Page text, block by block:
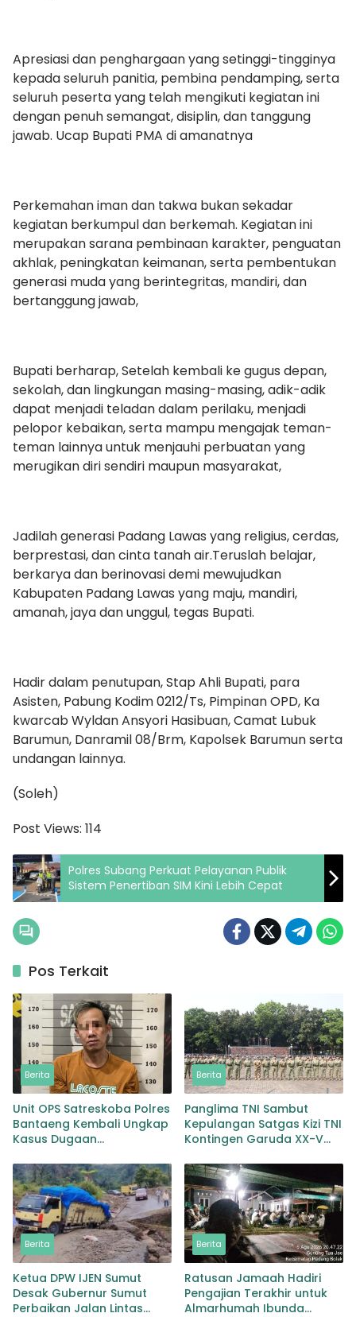
Apresiasi dan penghargaan yang setinggi-tingginya
kepada seluruh panitia, pembina pendamping, serta
seluruh peserta yang telah mengikuti kegiatan ini
dengan penuh semangat, disiplin, dan tanggung
jawab. Ucap Bupati PMA di amanatnya
Perkemahan iman dan takwa bukan sekadar
kegiatan berkumpul dan berkemah. Kegiatan ini
merupakan sarana pembinaan karakter, penguatan
akhlak, peningkatan keimanan, serta pembentukan
generasi muda yang berintegritas, mandiri, dan
bertanggung jawab,
Bupati berharap, Setelah kembali ke gugus depan,
sekolah, dan lingkungan masing-masing, adik-adik
dapat menjadi teladan dalam perilaku, menjadi
pelopor kebaikan, serta mampu mengajak teman-
teman lainnya untuk menjauhi perbuatan yang
merugikan diri sendiri maupun masyarakat,
Jadilah generasi Padang Lawas yang religius, cerdas,
berprestasi, dan cinta tanah air.Teruslah belajar,
berkarya dan berinovasi demi mewujudkan
Kabupaten Padang Lawas yang maju, mandiri,
amanah, jaya dan unggul, tegas Bupati.
Hadir dalam penutupan, Stap Ahli Bupati, para
Asisten, Pabung Kodim 0212/Ts, Pimpinan OPD, Ka
kwarcab Wyldan Ansyori Hasibuan, Camat Lubuk
Barumun, Danramil 08/Brm, Kapolsek Barumun serta
undangan lainnya.
(Soleh)
Post Views: 114
Polres Subang Perkuat Pelayanan Publik
Sistem Penertiban SIM Kini Lebih Cepat
Pos Terkait
Berita
Unit OPS Satreskoba Polres
Bantaeng Kembali Ungkap
Kasus Dugaan
Peredaran Narkotika Jenis
Sabu
Berita
Panglima TNI Sambut
Kepulangan Satgas Kizi TNI
Kontingen Garuda XX-V
Berita
Ketua DPW IJEN Sumut
Desak Gubernur Sumut
Perbaikan Jalan Lintas
Berita
Ratusan Jamaah Hadiri
Pengajian Terakhir untuk
Almarhumah Ibunda